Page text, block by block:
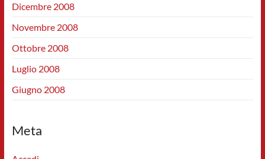
Dicembre 2008
Novembre 2008
Ottobre 2008
Luglio 2008
Giugno 2008
Meta